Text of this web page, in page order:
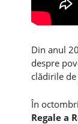
Din anul
despre
clădirile
În
Regale a